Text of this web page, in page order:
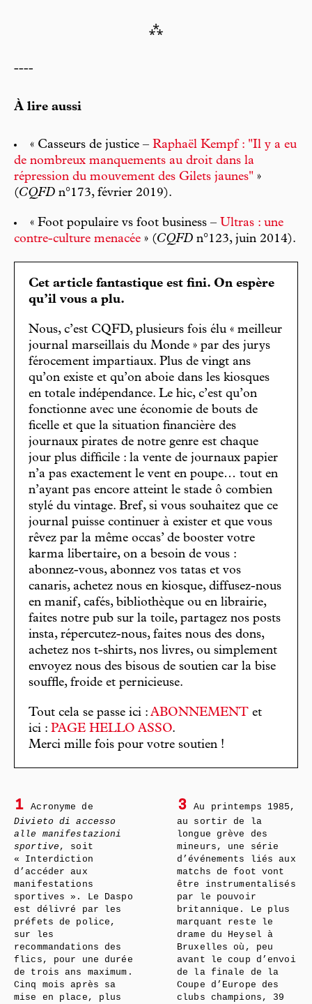
⁂
----
À lire aussi
« Casseurs de justice – Raphaël Kempf : "Il y a eu
de nombreux manquements au droit dans la
répression du mouvement des Gilets jaunes" »
(CQFD n°173, février 2019).
« Foot populaire vs foot business – Ultras : une
contre-culture menacée » (CQFD n°123, juin 2014).
Cet article fantastique est fini. On espère
qu’il vous a plu.
Nous, c’est CQFD, plusieurs fois élu « meilleur
journal marseillais du Monde » par des jurys
férocement impartiaux. Plus de vingt ans
qu’on existe et qu’on aboie dans les kiosques
en totale indépendance. Le hic, c’est qu’on
fonctionne avec une économie de bouts de
ficelle et que la situation financière des
journaux pirates de notre genre est chaque
jour plus difficile : la vente de journaux papier
n’a pas exactement le vent en poupe… tout en
n’ayant pas encore atteint le stade ô combien
stylé du vintage. Bref, si vous souhaitez que ce
journal puisse continuer à exister et que vous
rêvez par la même occas’ de booster votre
karma libertaire, on a besoin de vous :
abonnez-vous, abonnez vos tatas et vos
canaris, achetez nous en kiosque, diffusez-nous
en manif, cafés, bibliothèque ou en librairie,
faites notre pub sur la toile, partagez nos posts
insta, répercutez-nous, faites nous des dons,
achetez nos t-shirts, nos livres, ou simplement
envoyez nous des bisous de soutien car la bise
souffle, froide et pernicieuse.
Tout cela se passe ici : ABONNEMENT et
ici : PAGE HELLO ASSO.
Merci mille fois pour votre soutien !
1
Acronyme de
Divieto di accesso
alle manifestazioni
sportive , soit
« Interdiction
d’accéder aux
manifestations
sportives ». Le Daspo
est délivré par les
préfets de police,
sur les
recommandations des
flics, pour une durée
de trois ans maximum.
Cinq mois après sa
mise en place, plus
3
Au printemps 1985,
au sortir de la
longue grève des
mineurs, une série
d’événements liés aux
matchs de foot vont
être instrumentalisés
par le pouvoir
britannique. Le plus
marquant reste le
drame du Heysel à
Bruxelles où, peu
avant le coup d’envoi
de la finale de la
Coupe d’Europe des
clubs champions, 39